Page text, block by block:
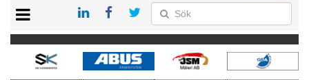
KONTAKT
VÅRA ANDRA MAGASIN